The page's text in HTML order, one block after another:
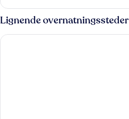
Villa
Ocean
View
Lignende overnatningssteder
Chanalai Hillside Resort, Karon Beach